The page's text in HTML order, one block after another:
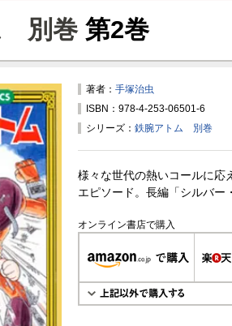
別巻第2巻
著者： 手塚治虫
ISBN：978-4-253-06501-6
シリーズ： 鉄腕アトム 別巻
様々な世代の熱いコールに応
エピソード。長編「シルバー
オンライン書店で購入